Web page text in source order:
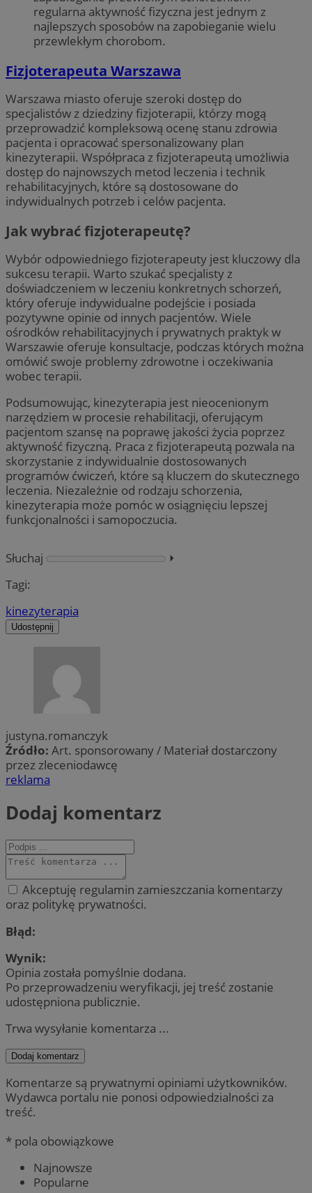
regularna aktywność fizyczna jest jednym z
najlepszych sposobów na zapobieganie wielu
przewlekłym chorobom.
Fizjoterapeuta Warszawa
Warszawa miasto oferuje szeroki dostęp do
specjalistów z dziedziny fizjoterapii, którzy mogą
przeprowadzić kompleksową ocenę stanu zdrowia
pacjenta i opracować spersonalizowany plan
kinezyterapii. Współpraca z fizjoterapeutą umożliwia
dostęp do najnowszych metod leczenia i technik
rehabilitacyjnych, które są dostosowane do
indywidualnych potrzeb i celów pacjenta.
Jak wybrać fizjoterapeutę?
Wybór odpowiedniego fizjoterapeuty jest kluczowy dla
sukcesu terapii. Warto szukać specjalisty z
doświadczeniem w leczeniu konkretnych schorzeń,
który oferuje indywidualne podejście i posiada
pozytywne opinie od innych pacjentów. Wiele
ośrodków rehabilitacyjnych i prywatnych praktyk w
Warszawie oferuje konsultacje, podczas których można
omówić swoje problemy zdrowotne i oczekiwania
wobec terapii.
Podsumowując, kinezyterapia jest nieocenionym
narzędziem w procesie rehabilitacji, oferującym
pacjentom szansę na poprawę jakości życia poprzez
aktywność fizyczną. Praca z fizjoterapeutą pozwala na
skorzystanie z indywidualnie dostosowanych
programów ćwiczeń, które są kluczem do skutecznego
leczenia. Niezależnie od rodzaju schorzenia,
kinezyterapia może pomóc w osiągnięciu lepszej
funkcjonalności i samopoczucia.
Słuchaj
⏵︎
Tagi:
kinezyterapia
Udostępnij
justyna.romanczyk
Źródło: Art. sponsorowany / Materiał dostarczony
przez zleceniodawcę
reklama
Dodaj komentarz
Akceptuję regulamin zamieszczania komentarzy
oraz politykę prywatności.
Błąd:
Wynik:
Opinia została pomyślnie dodana.
Po przeprowadzeniu weryfikacji, jej treść zostanie
udostępniona publicznie.
Trwa wysyłanie komentarza ...
Dodaj komentarz
Komentarze są prywatnymi opiniami użytkowników.
Wydawca portalu nie ponosi odpowiedzialności za
treść.
* pola obowiązkowe
Najnowsze
Popularne